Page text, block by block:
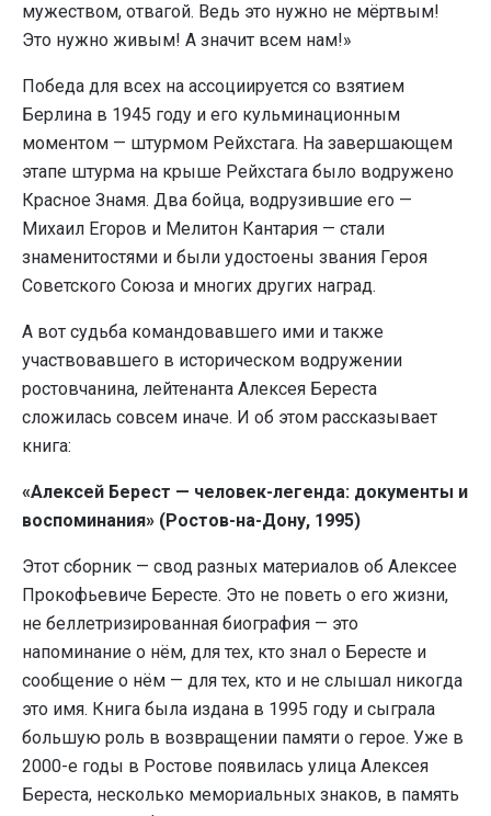
мужеством, отвагой. Ведь это нужно не мёртвым!
Это нужно живым! А значит всем нам!»
Победа для всех на ассоциируется со взятием
Берлина в 1945 году и его кульминационным
моментом — штурмом Рейхстага. На завершающем
этапе штурма на крыше Рейхстага было водружено
Красное Знамя. Два бойца, водрузившие его —
Михаил Егоров и Мелитон Кантария — стали
знаменитостями и были удостоены звания Героя
Советского Союза и многих других наград.
А вот судьба командовавшего ими и также
участвовавшего в историческом водружении
ростовчанина, лейтенанта Алексея Береста
сложилась совсем иначе. И об этом рассказывает
книга:
«Алексей Берест — человек-легенда: документы и
воспоминания» (Ростов-на-Дону, 1995)
Этот сборник — свод разных материалов об Алексее
Прокофьевиче Бересте. Это не поветь о его жизни,
не беллетризированная биография — это
напоминание о нём, для тех, кто знал о Бересте и
сообщение о нём — для тех, кто и не слышал никогда
это имя. Книга была издана в 1995 году и сыграла
большую роль в возвращении памяти о герое. Уже в
2000-е годы в Ростове появилась улица Алексея
Береста, несколько мемориальных знаков, в память